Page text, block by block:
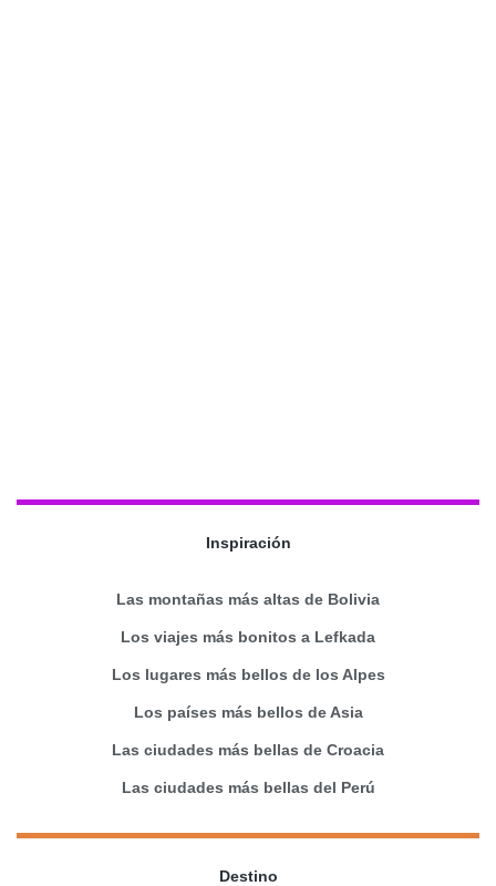
Inspiración
Las montañas más altas de Bolivia
Los viajes más bonitos a Lefkada
Los lugares más bellos de los Alpes
Los países más bellos de Asia
Las ciudades más bellas de Croacia
Las ciudades más bellas del Perú
Destino